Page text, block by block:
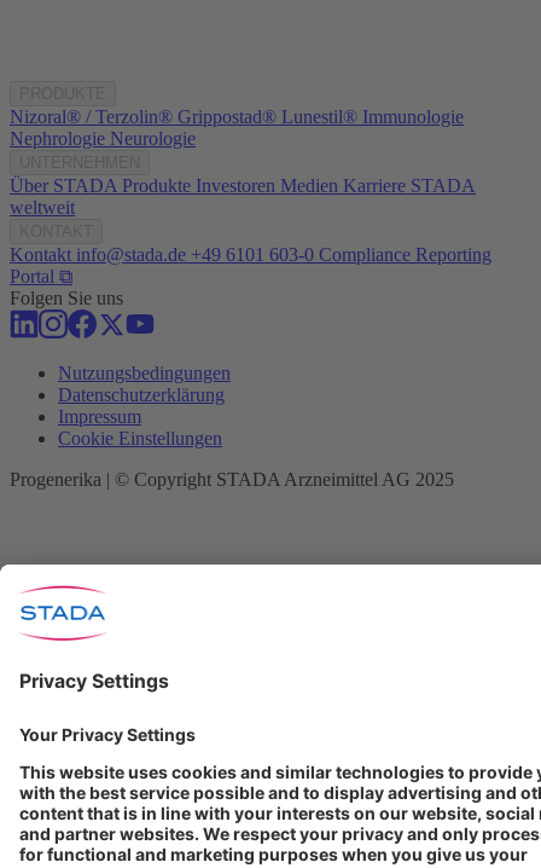
Nizoral® / Terzolin® Grippostad® Lunestil® Immunologie
Nephrologie Neurologie
Über STADA Produkte Investoren Medien Karriere STADA
weltweit
Kontakt info@stada.de +49 6101 603-0 Compliance Reporting
Portal ⧉
Folgen Sie uns
Nutzungsbedingungen
Datenschutzerklärung
Impressum
Cookie Einstellungen
Progenerika | © Copyright STADA Arzneimittel AG 2025